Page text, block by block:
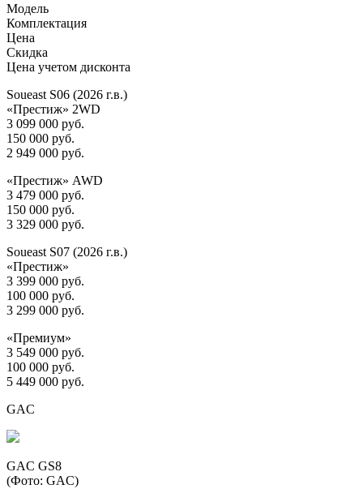
Модель
Комплектация
Цена
Скидка
Цена учетом дисконта
Soueast S06 (2026 г.в.)
«Престиж» 2WD
3 099 000 руб.
150 000 руб.
2 949 000 руб.
«Престиж» AWD
3 479 000 руб.
150 000 руб.
3 329 000 руб.
Soueast S07 (2026 г.в.)
«Престиж»
3 399 000 руб.
100 000 руб.
3 299 000 руб.
«Премиум»
3 549 000 руб.
100 000 руб.
5 449 000 руб.
GAC
GAC GS8
(Фото: GAC)